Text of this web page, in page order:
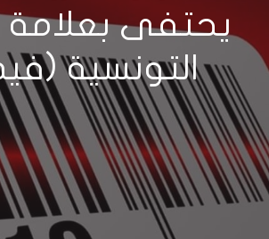
التونسية